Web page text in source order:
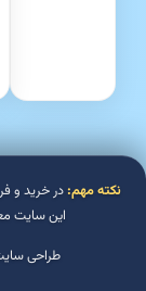
نکته مهم:در خرید و
این سایت
طراحی